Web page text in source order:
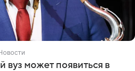
вуз может появиться в